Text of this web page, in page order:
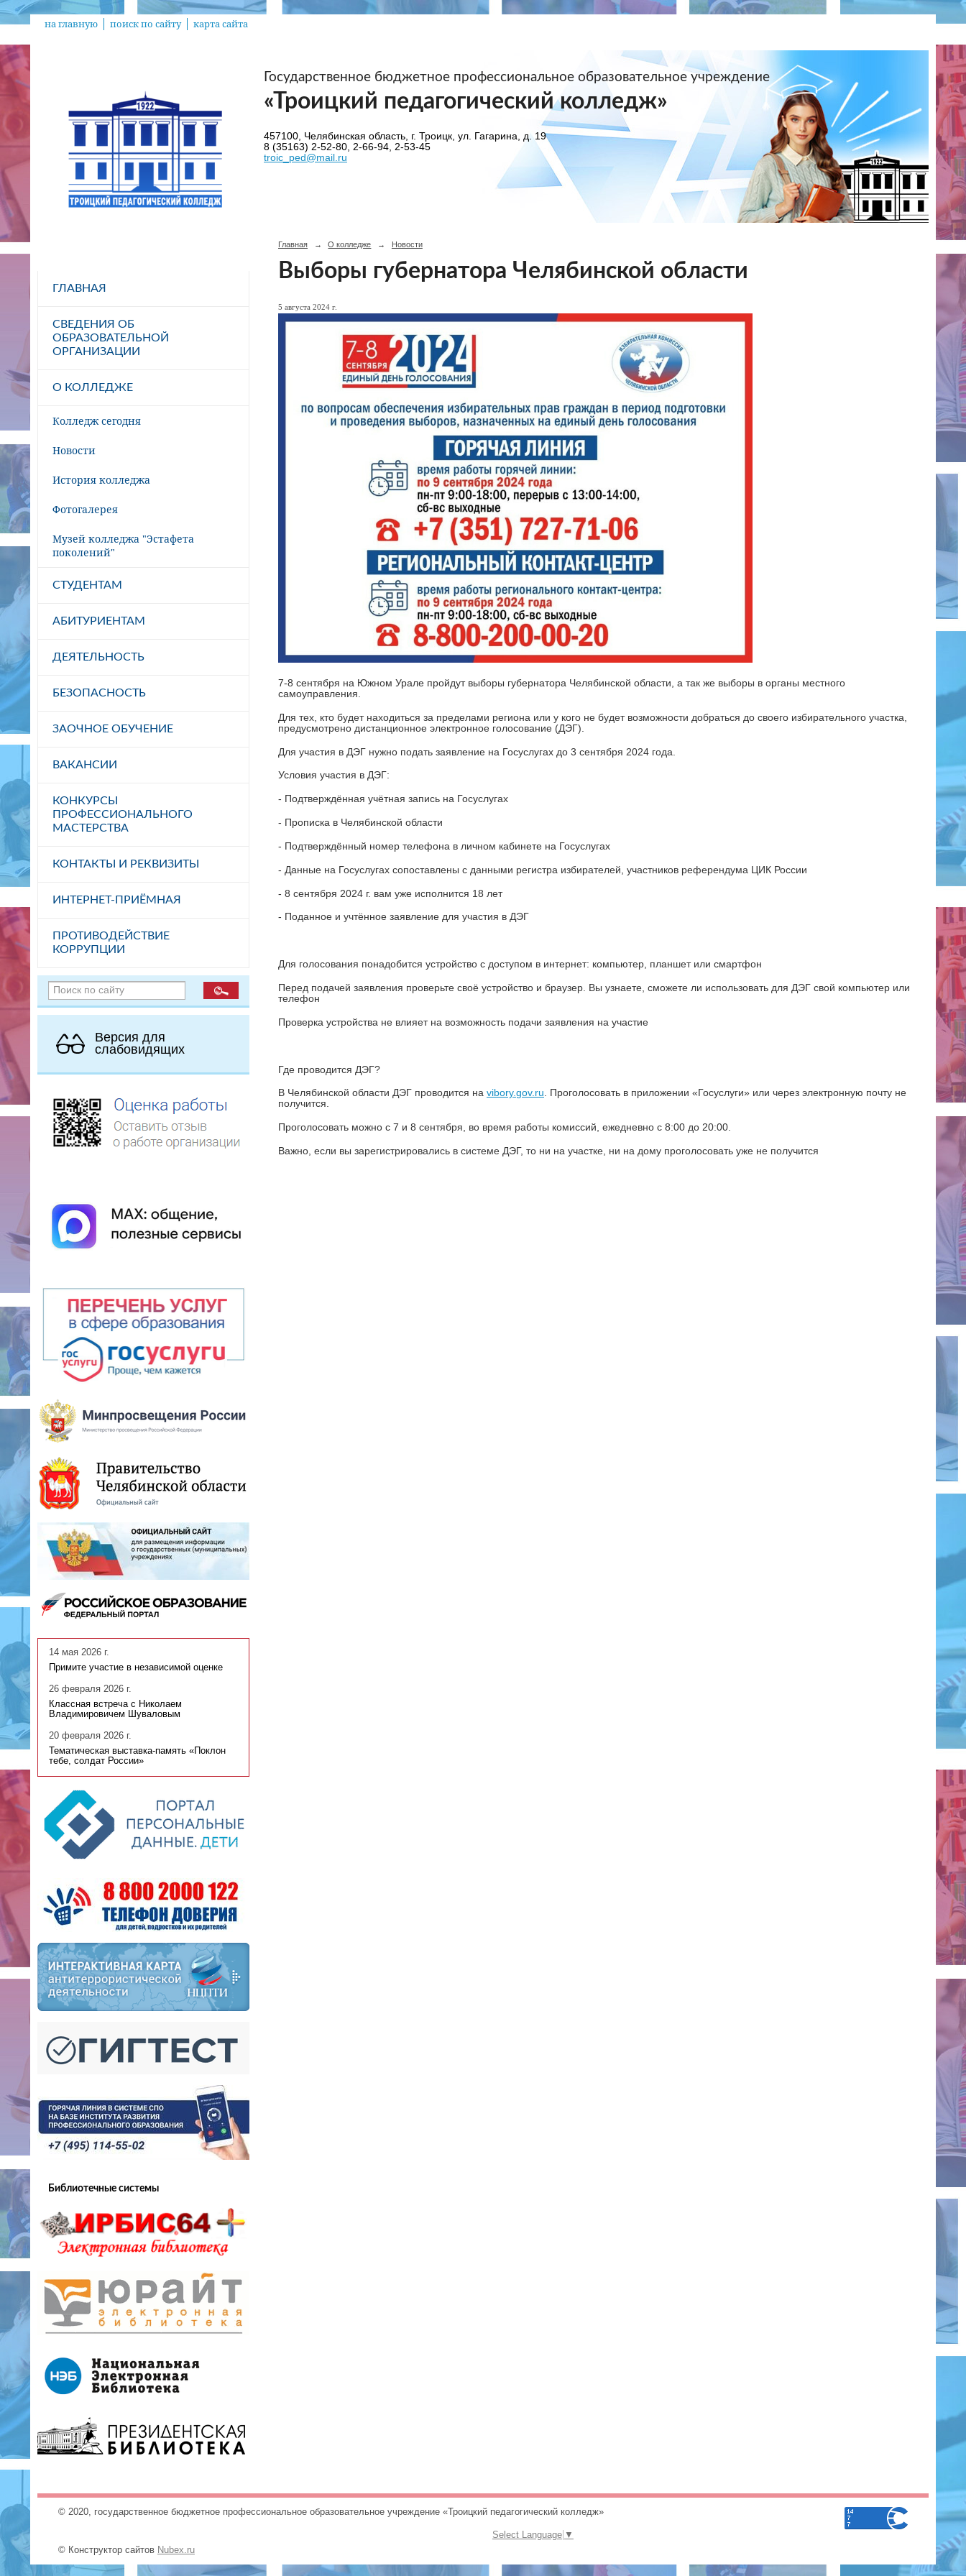
на главную поиск по сайту карта сайта
ГЛАВНАЯ
СВЕДЕНИЯ ОБ
ОБРАЗОВАТЕЛЬНОЙ
ОРГАНИЗАЦИИ
О КОЛЛЕДЖЕ
Колледж сегодня
Новости
История колледжа
Фотогалерея
Музей колледжа "Эстафета
поколений"
СТУДЕНТАМ
АБИТУРИЕНТАМ
ДЕЯТЕЛЬНОСТЬ
БЕЗОПАСНОСТЬ
ЗАОЧНОЕ ОБУЧЕНИЕ
ВАКАНСИИ
КОНКУРСЫ
ПРОФЕССИОНАЛЬНОГО
МАСТЕРСТВА
КОНТАКТЫ И РЕКВИЗИТЫ
ИНТЕРНЕТ-ПРИЁМНАЯ
ПРОТИВОДЕЙСТВИЕ
КОРРУПЦИИ
Версия для
слабовидящих
14 мая 2026 г.
Примите участие в независимой оценке
26 февраля 2026 г.
Классная встреча с Николаем
Владимировичем Шуваловым
20 февраля 2026 г.
Тематическая выставка-память «Поклон
тебе, солдат России»
Библиотечные системы
Государственное бюджетное профессиональное образовательное учреждение
«Троицкий педагогический колледж»
457100, Челябинская область, г. Троицк, ул. Гагарина, д. 19
8 (35163) 2-52-80, 2-66-94, 2-53-45
troic_ped@mail.ru
Главная → О колледже → Новости
Выборы губернатора Челябинской области
5 августа 2024 г.
7-8 сентября на Южном Урале пройдут выборы губернатора Челябинской области, а так же выборы в органы местного
самоуправления.
Для тех, кто будет находиться за пределами региона или у кого не будет возможности добраться до своего избирательного участка,
предусмотрено дистанционное электронное голосование (ДЭГ).
Для участия в ДЭГ нужно подать заявление на Госуслугах до 3 сентября 2024 года.
Условия участия в ДЭГ:
- Подтверждённая учётная запись на Госуслугах
- Прописка в Челябинской области
- Подтверждённый номер телефона в личном кабинете на Госуслугах
- Данные на Госуслугах сопоставлены с данными регистра избирателей, участников референдума ЦИК России
- 8 сентября 2024 г. вам уже исполнится 18 лет
- Поданное и учтённое заявление для участия в ДЭГ
Для голосования понадобится устройство с доступом в интернет: компьютер, планшет или смартфон
Перед подачей заявления проверьте своё устройство и браузер. Вы узнаете, сможете ли использовать для ДЭГ свой компьютер или
телефон
Проверка устройства не влияет на возможность подачи заявления на участие
Где проводится ДЭГ?
В Челябинской области ДЭГ проводится на vibory.gov.ru. Проголосовать в приложении «Госуслуги» или через электронную почту не
получится.
Проголосовать можно с 7 и 8 сентября, во время работы комиссий, ежедневно с 8:00 до 20:00.
Важно, если вы зарегистрировались в системе ДЭГ, то ни на участке, ни на дому проголосовать уже не получится
© 2020, государственное бюджетное профессиональное образовательное учреждение «Троицкий педагогический колледж»
Select Language ▼
© Конструктор сайтов Nubex.ru